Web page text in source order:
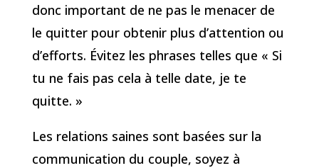
donc important de ne pas le menacer de
le quitter pour obtenir plus d’attention ou
d’efforts. Évitez les phrases telles que « Si
tu ne fais pas cela à telle date, je te
quitte. »
Les relations saines sont basées sur la
communication du couple, soyez à